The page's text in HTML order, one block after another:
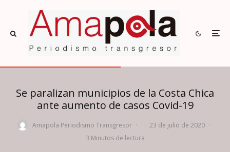
Se paralizan municipios de la Costa Chica
ante aumento de casos Covid-19
Amapola Periodismo Transgresor · · 23 de julio de 2020 ·
3 Minutos de lectura